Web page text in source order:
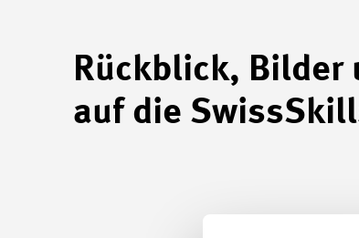
Rückblick, Bilder
auf die